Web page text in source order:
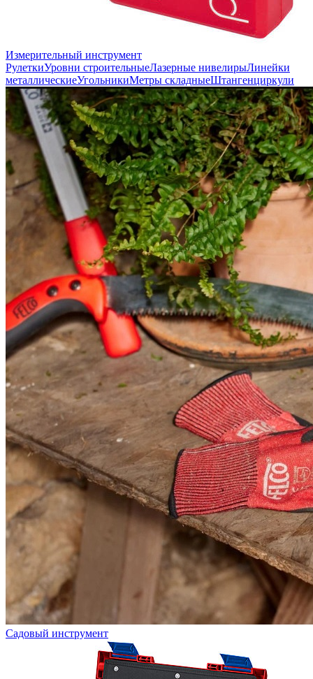
Измерительный инструмент
РулеткиУровни строительныеЛазерные нивелирыЛинейки
металлическиеУгольникиМетры складныеШтангенциркули
Садовый инструмент